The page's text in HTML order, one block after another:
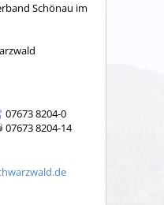
Schönau im
07673 8204-0
07673 8204-14